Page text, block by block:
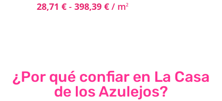
28,71 € - 398,39 € / m2
¿Por qué confiar en La Casa
de los Azulejos?